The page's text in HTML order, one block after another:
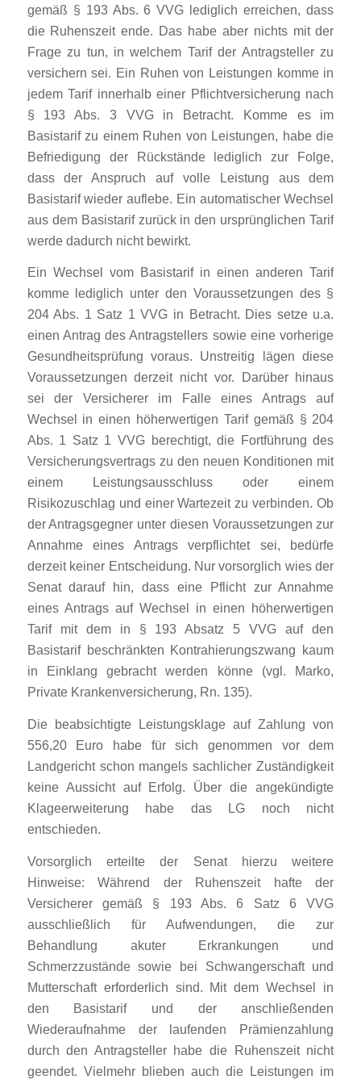
gemäß § 193 Abs. 6 VVG lediglich erreichen, dass
die Ruhenszeit ende. Das habe aber nichts mit der
Frage zu tun, in welchem Tarif der Antragsteller zu
versichern sei. Ein Ruhen von Leistungen komme in
jedem Tarif innerhalb einer Pflichtversicherung nach
§ 193 Abs. 3 VVG in Betracht. Komme es im
Basistarif zu einem Ruhen von Leistungen, habe die
Befriedigung der Rückstände lediglich zur Folge,
dass der Anspruch auf volle Leistung aus dem
Basistarif wieder auflebe. Ein automatischer Wechsel
aus dem Basistarif zurück in den ursprünglichen Tarif
werde dadurch nicht bewirkt.
Ein Wechsel vom Basistarif in einen anderen Tarif
komme lediglich unter den Voraussetzungen des §
204 Abs. 1 Satz 1 VVG in Betracht. Dies setze u.a.
einen Antrag des Antragstellers sowie eine vorherige
Gesundheitsprüfung voraus. Unstreitig lägen diese
Voraussetzungen derzeit nicht vor. Darüber hinaus
sei der Versicherer im Falle eines Antrags auf
Wechsel in einen höherwertigen Tarif gemäß § 204
Abs. 1 Satz 1 VVG berechtigt, die Fortführung des
Versicherungsvertrags zu den neuen Konditionen mit
einem Leistungsausschluss oder einem
Risikozuschlag und einer Wartezeit zu verbinden. Ob
der Antragsgegner unter diesen Voraussetzungen zur
Annahme eines Antrags verpflichtet sei, bedürfe
derzeit keiner Entscheidung. Nur vorsorglich wies der
Senat darauf hin, dass eine Pflicht zur Annahme
eines Antrags auf Wechsel in einen höherwertigen
Tarif mit dem in § 193 Absatz 5 VVG auf den
Basistarif beschränkten Kontrahierungszwang kaum
in Einklang gebracht werden könne (vgl. Marko,
Private Krankenversicherung, Rn. 135).
Die beabsichtigte Leistungsklage auf Zahlung von
556,20 Euro habe für sich genommen vor dem
Landgericht schon mangels sachlicher Zuständigkeit
keine Aussicht auf Erfolg. Über die angekündigte
Klageerweiterung habe das LG noch nicht
entschieden.
Vorsorglich erteilte der Senat hierzu weitere
Hinweise: Während der Ruhenszeit hafte der
Versicherer gemäß § 193 Abs. 6 Satz 6 VVG
ausschließlich für Aufwendungen, die zur
Behandlung akuter Erkrankungen und
Schmerzzustände sowie bei Schwangerschaft und
Mutterschaft erforderlich sind. Mit dem Wechsel in
den Basistarif und der anschließenden
Wiederaufnahme der laufenden Prämienzahlung
durch den Antragsteller habe die Ruhenszeit nicht
geendet. Vielmehr blieben auch die Leistungen im